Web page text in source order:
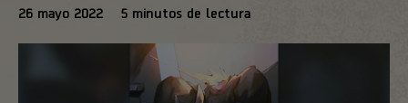
26 mayo 2022 5 minutos de lectura